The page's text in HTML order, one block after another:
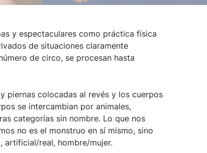
y espectaculares como práctica física
de situaciones claramente
de circo, se procesan hasta
piernas colocadas al revés y los cuerpos
se intercambian por animales,
categorías sin nombre. Lo que nos
no es el monstruo en sí mismo, sino
artificial/real, hombre/mujer.